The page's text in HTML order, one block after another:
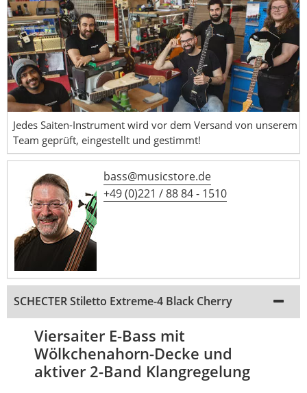
Jedes Saiten-Instrument wird vor dem Versand von unserem
Team geprüft, eingestellt und gestimmt!
bass@musicstore.de
+49 (0)221 / 88 84 - 1510
SCHECTER Stiletto Extreme-4 Black Cherry
Viersaiter E-Bass mit
Wölkchenahorn-Decke und
aktiver 2-Band Klangregelung